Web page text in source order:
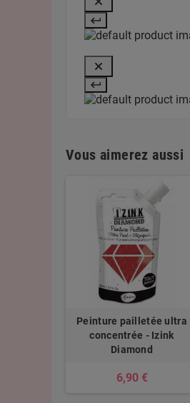
Vous aimerez aussi
Peinture pailletée ultra
concentrée - Izink
Diamond
6,90 €